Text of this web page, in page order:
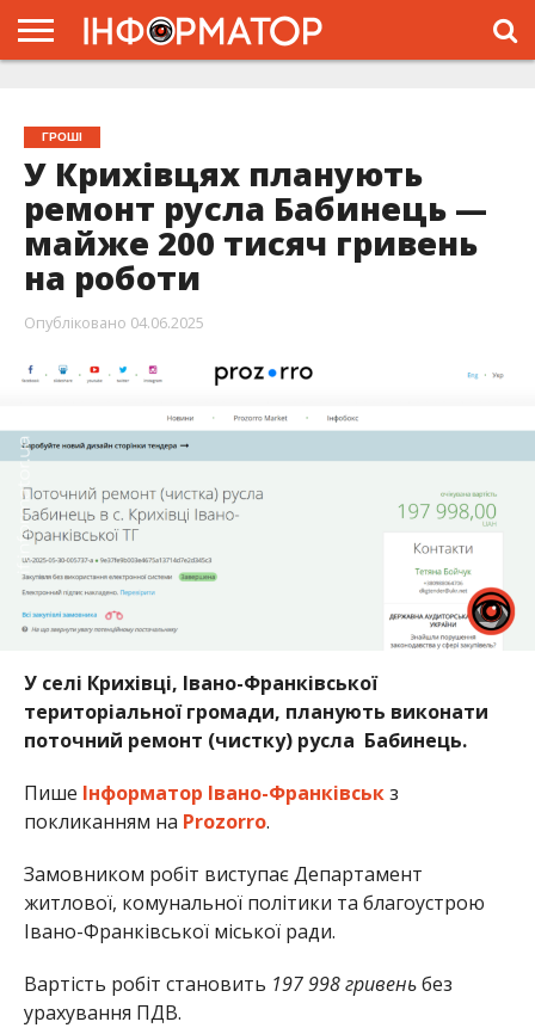
ГРОШІ
У Крихівцях планують
ремонт русла Бабинець —
майже 200 тисяч гривень
на роботи
Опубліковано 04.06.2025
У селі Крихівці, Івано-Франківської
територіальної громади, планують виконати
поточний ремонт (чистку) русла Бабинець.
Пише Інформатор Івано-Франківськз
покликанням на Prozorro.
Замовником робіт виступає Департамент
житлової, комунальної політики та благоустрою
Івано-Франківської міської ради.
Вартість робіт становить 197 998 гривеньбез
урахування ПДВ.